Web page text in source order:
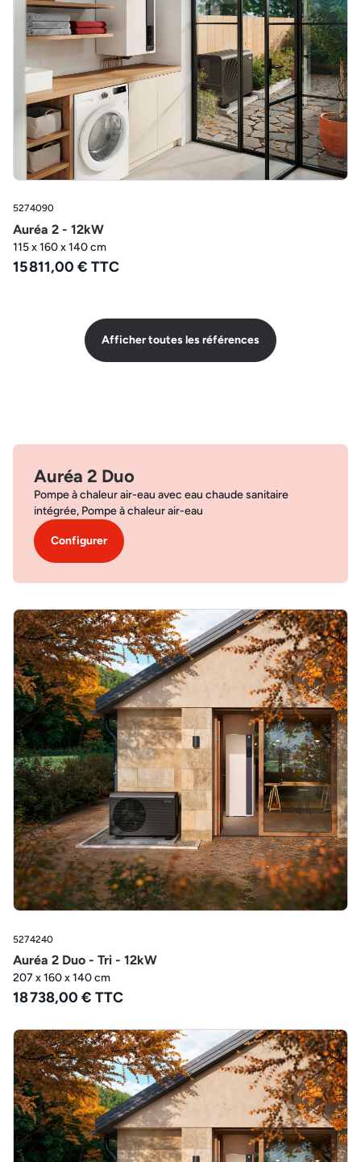
5274090
Auréa 2 - 12kW
115 x 160 x 140 cm
15 811,00 € TTC
Afficher toutes les références
Auréa 2 Duo
Pompe à chaleur air-eau avec eau chaude sanitaire
intégrée, Pompe à chaleur air-eau
Configurer
5274240
Auréa 2 Duo - Tri - 12kW
207 x 160 x 140 cm
18 738,00 € TTC